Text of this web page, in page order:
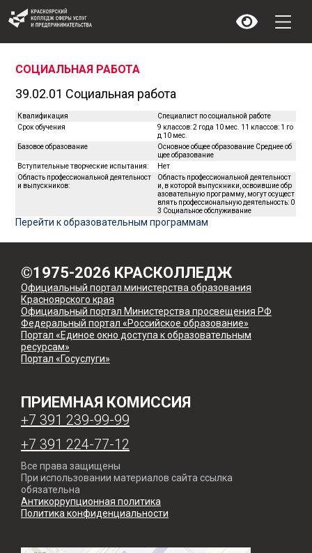
СОЦИАЛЬНАЯ РАБОТА
39.02.01 Социальная работа
Квалификация
Специалист по социальной работе
Срок обучения
9 классов: 2 года 10 мес. 11 классов: 1 го
д 10 мес.
Базовое образование
Основное общее образование Среднее об
щее образование
Вступительные творческие испытания:
Нет
Область профессиональной деятельност
и выпускников:
Область профессиональной деятельност
и, в которой выпускники, освоившие обр
азовательную программу, могут осущест
влять профессиональную деятельность: 0
3 Социальное обслуживание
Перейти к образовательным программам
©1975-2026 КРАСКОЛЛЕДЖ
Официальный портал министерства образования
Красноярского края
Официальный портал Министерства просвещения РФ
Федеральный портал «Российское образование»
Портал «Единое окно доступа к образовательным
ресурсам»
Портал «Госуслуги»
ПРИЕМНАЯ КОМИССИЯ
+7 391 239-99-99
+7 391 224-77-12
Все права защищены
При использовании материалов сайта ссылка
обязательна
Антикоррупционная политика
Политика конфиденциальности